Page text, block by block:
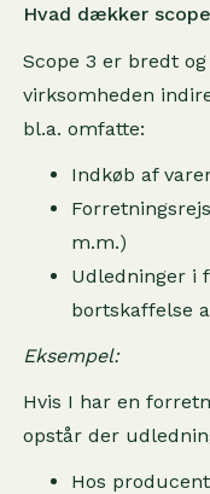
Hvad dækker
Scope 3 er bredt
virksomheden
bl.a. omfatte:
Indkøb af
m.m.)
Udledninger i
bortskaffelse
Eksempel:
Hvis I har en
opstår der
Hos